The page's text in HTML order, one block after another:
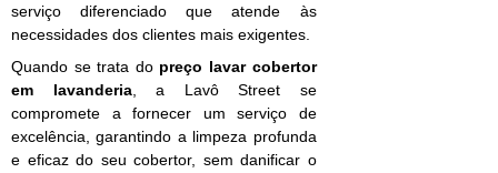
serviço diferenciado que atende às
necessidades dos clientes mais exigentes.
Quando se trata do preço lavar cobertor
em lavanderia, a Lavô Street se
compromete a fornecer um serviço de
excelência, garantindo a limpeza profunda
e eficaz do seu cobertor, sem danificar o